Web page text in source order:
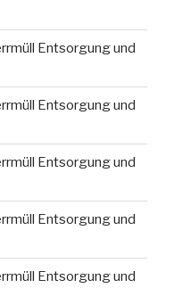
Entsorgung und
Entsorgung und
Entsorgung und
Entsorgung und
Entsorgung und